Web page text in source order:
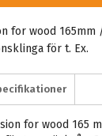
for wood 165mm
för t. Ex.
for wood 165